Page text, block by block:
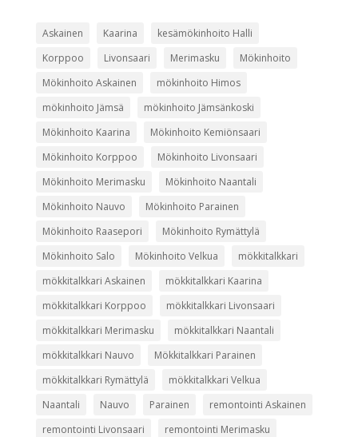
Askainen Kaarina
kesämökinhoito Halli
Korppoo
Livonsaari Merimasku
Mökinhoito
Mökinhoito Askainen
mökinhoito Himos
mökinhoito Jämsä
mökinhoito Jämsänkoski
Mökinhoito Kaarina
Mökinhoito Kemiönsaari
Mökinhoito Korppoo
Mökinhoito Livonsaari
Mökinhoito Merimasku
Mökinhoito Naantali
Mökinhoito Nauvo
Mökinhoito Parainen
Mökinhoito Raasepori
Mökinhoito Rymättylä
Mökinhoito Salo
Mökinhoito Velkua
mökkitalkkari
mökkitalkkari Askainen
mökkitalkkari Kaarina
mökkitalkkari Korppoo
mökkitalkkari Livonsaari
mökkitalkkari Merimasku
mökkitalkkari Naantali
mökkitalkkari Nauvo
Mökkitalkkari Parainen
mökkitalkkari Rymättylä
mökkitalkkari Velkua
Naantali
Nauvo Parainen
remontointi Askainen
remontointi Livonsaari
remontointi Merimasku